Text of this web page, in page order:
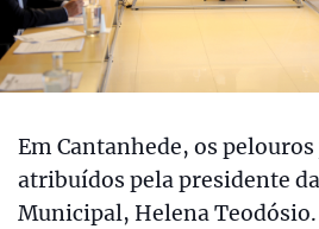
Em Cantanhede, os
atribuídos pela presidente
Municipal, Helena